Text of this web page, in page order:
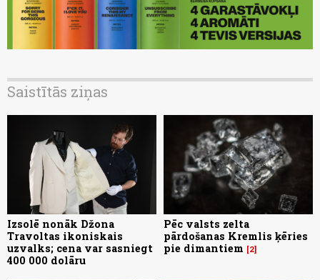
Saistītās ziņas
Izsolē nonāk Džona
Travoltas ikoniskais
uzvalks; cena var sasniegt
400 000 dolāru
Pēc valsts zelta
pārdošanas Kremlis ķēries
pie dimantiem
2